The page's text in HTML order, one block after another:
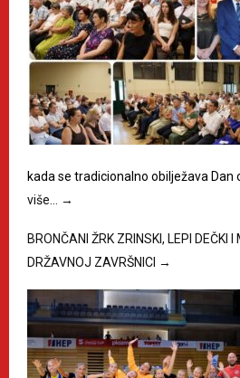
kada se tradicionalno obilježava Dan
više…
→
BRONČANI ŽRK ZRINSKI, LEPI DEČKI
DRŽAVNOJ ZAVRŠNICI →